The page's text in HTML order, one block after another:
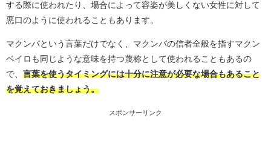
する際に使われたり、場合によって容姿が美しくない女性に対して
悪口のように使われることもあります。
マクンバという言葉だけでなく、マクンバの信者全般を指すマクン
ベイロも同じような意味を持つ蔑称として使われることもあるの
で、 言葉を使うタイミングには十分に注意が必要な場合もあること
を覚えておきましょう。
スポンサーリンク